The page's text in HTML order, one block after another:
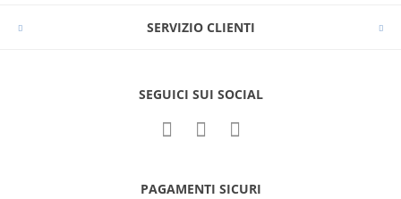
SERVIZIO CLIENTI
SEGUICI SUI SOCIAL
PAGAMENTI SICURI